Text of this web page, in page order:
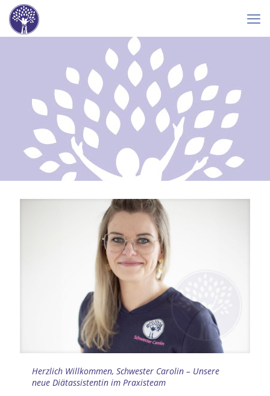
Herzlich Willkommen, Schwester Carolin – Unsere
neue Diätassistentin im Praxisteam